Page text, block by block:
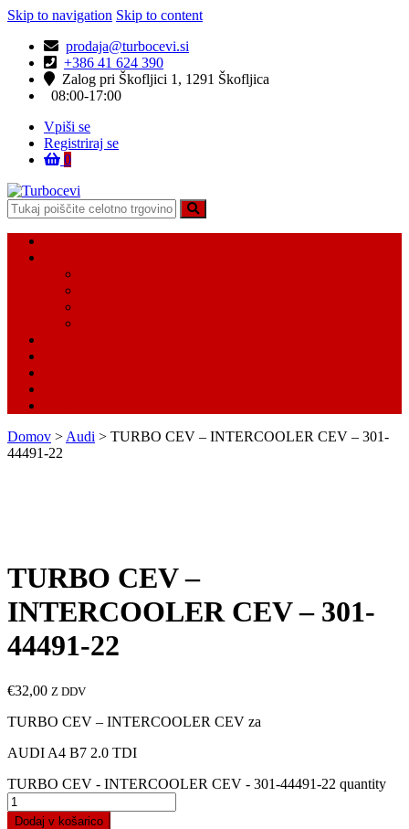
Skip to navigation Skip to content
prodaja@turbocevi.si
+386 41 624 390
Zalog pri Škofljici 1, 1291 Škofljica
08:00-17:00
Vpiši se
Registriraj se
0
Turbocevi
Turbo ideal – turbo cevi
Domov > Audi > TURBO CEV – INTERCOOLER CEV – 301-
44491-22
TURBO CEV –
INTERCOOLER CEV – 301-
44491-22
€32,00 Z DDV
TURBO CEV – INTERCOOLER CEV za
AUDI A4 B7 2.0 TDI
TURBO CEV - INTERCOOLER CEV - 301-44491-22 quantity
Dodaj v košarico